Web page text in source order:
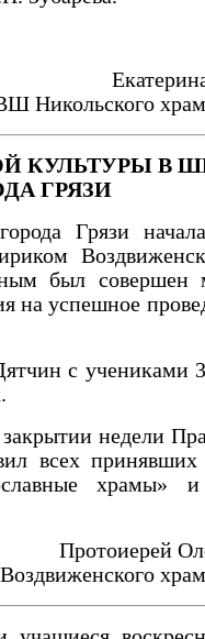
Никольского
КУЛЬТУРЫ В
ГРЯЗИ
Грязи
был совершен
на успешное
с учениками
недели
всех принявших
храмы» и
Протоиерей